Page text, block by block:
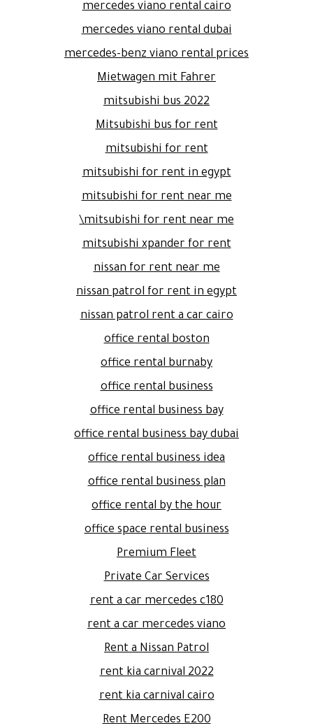
mercedes viano rental cairo
mercedes viano rental dubai
mercedes-benz viano rental prices
Mietwagen mit Fahrer
mitsubishi bus 2022
Mitsubishi bus for rent
mitsubishi for rent
mitsubishi for rent in egypt
mitsubishi for rent near me
mitsubishi for rent near me\
mitsubishi xpander for rent
nissan for rent near me
nissan patrol for rent in egypt
nissan patrol rent a car cairo
office rental boston
office rental burnaby
office rental business
office rental business bay
office rental business bay dubai
office rental business idea
office rental business plan
office rental by the hour
office space rental business
Premium Fleet
Private Car Services
rent a car mercedes c180
rent a car mercedes viano
Rent a Nissan Patrol
rent kia carnival 2022
rent kia carnival cairo
Rent Mercedes E200